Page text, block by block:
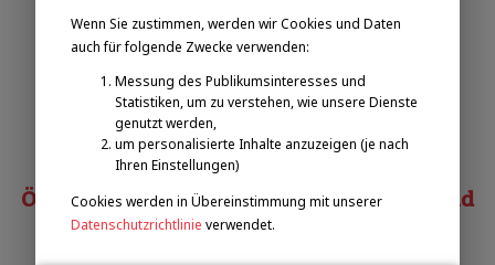
Emilova sportovní, z.s.
Pavel Zbožínek
zbozinek@emilova-sportovni.cz
+420 602 720 518
Österreichischer Behindertensportverband
Matias COSTA
Wenn Sie zustimmen, werden wir Cookies und Daten
auch für folgende Zwecke verwenden:
Messung des Publikumsinteresses und
Statistiken, um zu verstehen, wie unsere Dienste
genutzt werden,
um personalisierte Inhalte anzuzeigen (je nach
Ihren Einstellungen)
Cookies werden in Übereinstimmung mit unserer
Datenschutzrichtlinie verwendet.